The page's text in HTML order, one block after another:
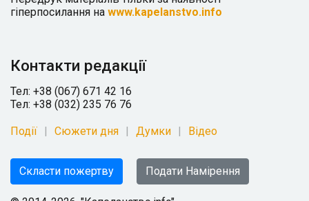
гіперпосилання на www.kapelanstvo.info
Контакти редакції
Тел: +38 (067) 671 42 16
Тел: +38 (032) 235 76 76
Події Сюжети дня Думки Відео
Скласти пожертву Подати Намірення